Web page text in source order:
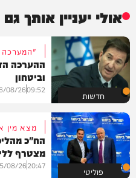
אולי יעניין אותך גם
חדשות
ההערכה
וביטחון
09:52
08/26
פוליטי
מצא מין
הח"כ
מצטרף
20:47
08/26